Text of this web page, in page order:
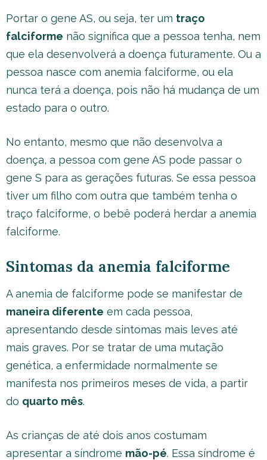
Portar o gene AS, ou seja, ter um traço
falciforme não significa que a pessoa tenha, nem
que ela desenvolverá a doença futuramente. Ou a
pessoa nasce com anemia falciforme, ou ela
nunca terá a doença, pois não há mudança de um
estado para o outro.
No entanto, mesmo que não desenvolva a
doença, a pessoa com gene AS pode passar o
gene S para as gerações futuras. Se essa pessoa
tiver um filho com outra que também tenha o
traço falciforme, o bebê poderá herdar a anemia
falciforme.
Sintomas da anemia falciforme
A anemia de falciforme pode se manifestar de
maneira diferente em cada pessoa,
apresentando desde sintomas mais leves até
mais graves. Por se tratar de uma mutação
genética, a enfermidade normalmente se
manifesta nos primeiros meses de vida, a partir
do quarto mês.
As crianças de até dois anos costumam
apresentar a síndrome mão-pé. Essa síndrome é